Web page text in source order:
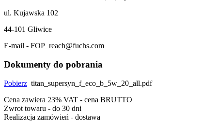
ul. Kujawska 102
44-101 Gliwice
E-mail - FOP_reach@fuchs.com
Dokumenty do pobrania
Pobierz titan_supersyn_f_eco_b_5w_20_all.pdf
Cena zawiera 23% VAT - cena BRUTTO
Zwrot towaru - do 30 dni
Realizacja zamówień - dostawa